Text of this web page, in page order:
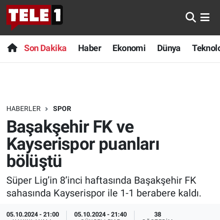
Son Dakika Haber Ekonomi Dünya
HABERLER SPOR
Başakşehir FK ve
Kayserispor puanları
bölüştü
Süper Lig’in 8’inci haftasında Başakşehir FK
sahasında Kayserispor ile 1-1 berabere kaldı.
05.10.2024 - 21:00 05.10.2024 - 21:40 38
Anında Manşet
Başka Sohbetler
Bilim turu
Bilim ve Teknoloji Evreni
Doğa Konuşuyor
Dünya
Ege Saati
Son Dakika
Haber
Dünya
Teknoloji
Sağlık
Spor
Yayın Akışı
Nöbetçi Eczaneler
Hava Durumu
Trafik Durumu
Süper Lig Puan Durumu ve Fikstür
Tüm Manşetler
Son Dakika Haberleri
Haber Arşivi